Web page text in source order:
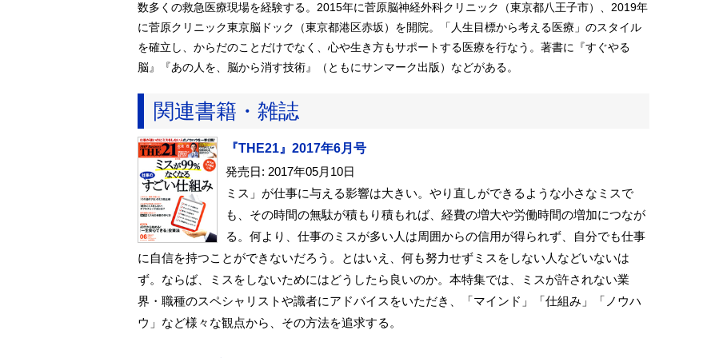
数多くの救急医療現場を経験する。2015年に菅原脳神経外科クリニック（東京都八王子市）、2019年
に菅原クリニック東京脳ドック（東京都港区赤坂）を開院。「人生目標から考える医療」のスタイル
を確立し、からだのことだけでなく、心や生き方もサポートする医療を行なう。著書に『すぐやる
脳』『あの人を、脳から消す技術』（ともにサンマーク出版）などがある。
関連書籍・雑誌
『THE21』2017年6月号
発売日: 2017年05月10日
ミス」が仕事に与える影響は大きい。やり直しができるような小さなミスで
も、その時間の無駄が積もり積もれば、経費の増大や労働時間の増加につなが
る。何より、仕事のミスが多い人は周囲からの信用が得られず、自分でも仕事
に自信を持つことができないだろう。とはいえ、何も努力せずミスをしない人などいないは
ず。ならば、ミスをしないためにはどうしたら良いのか。本特集では、ミスが許されない業
界・職種のスペシャリストや識者にアドバイスをいただき、「マインド」「仕組み」「ノウハ
ウ」など様々な観点から、その方法を追求する。